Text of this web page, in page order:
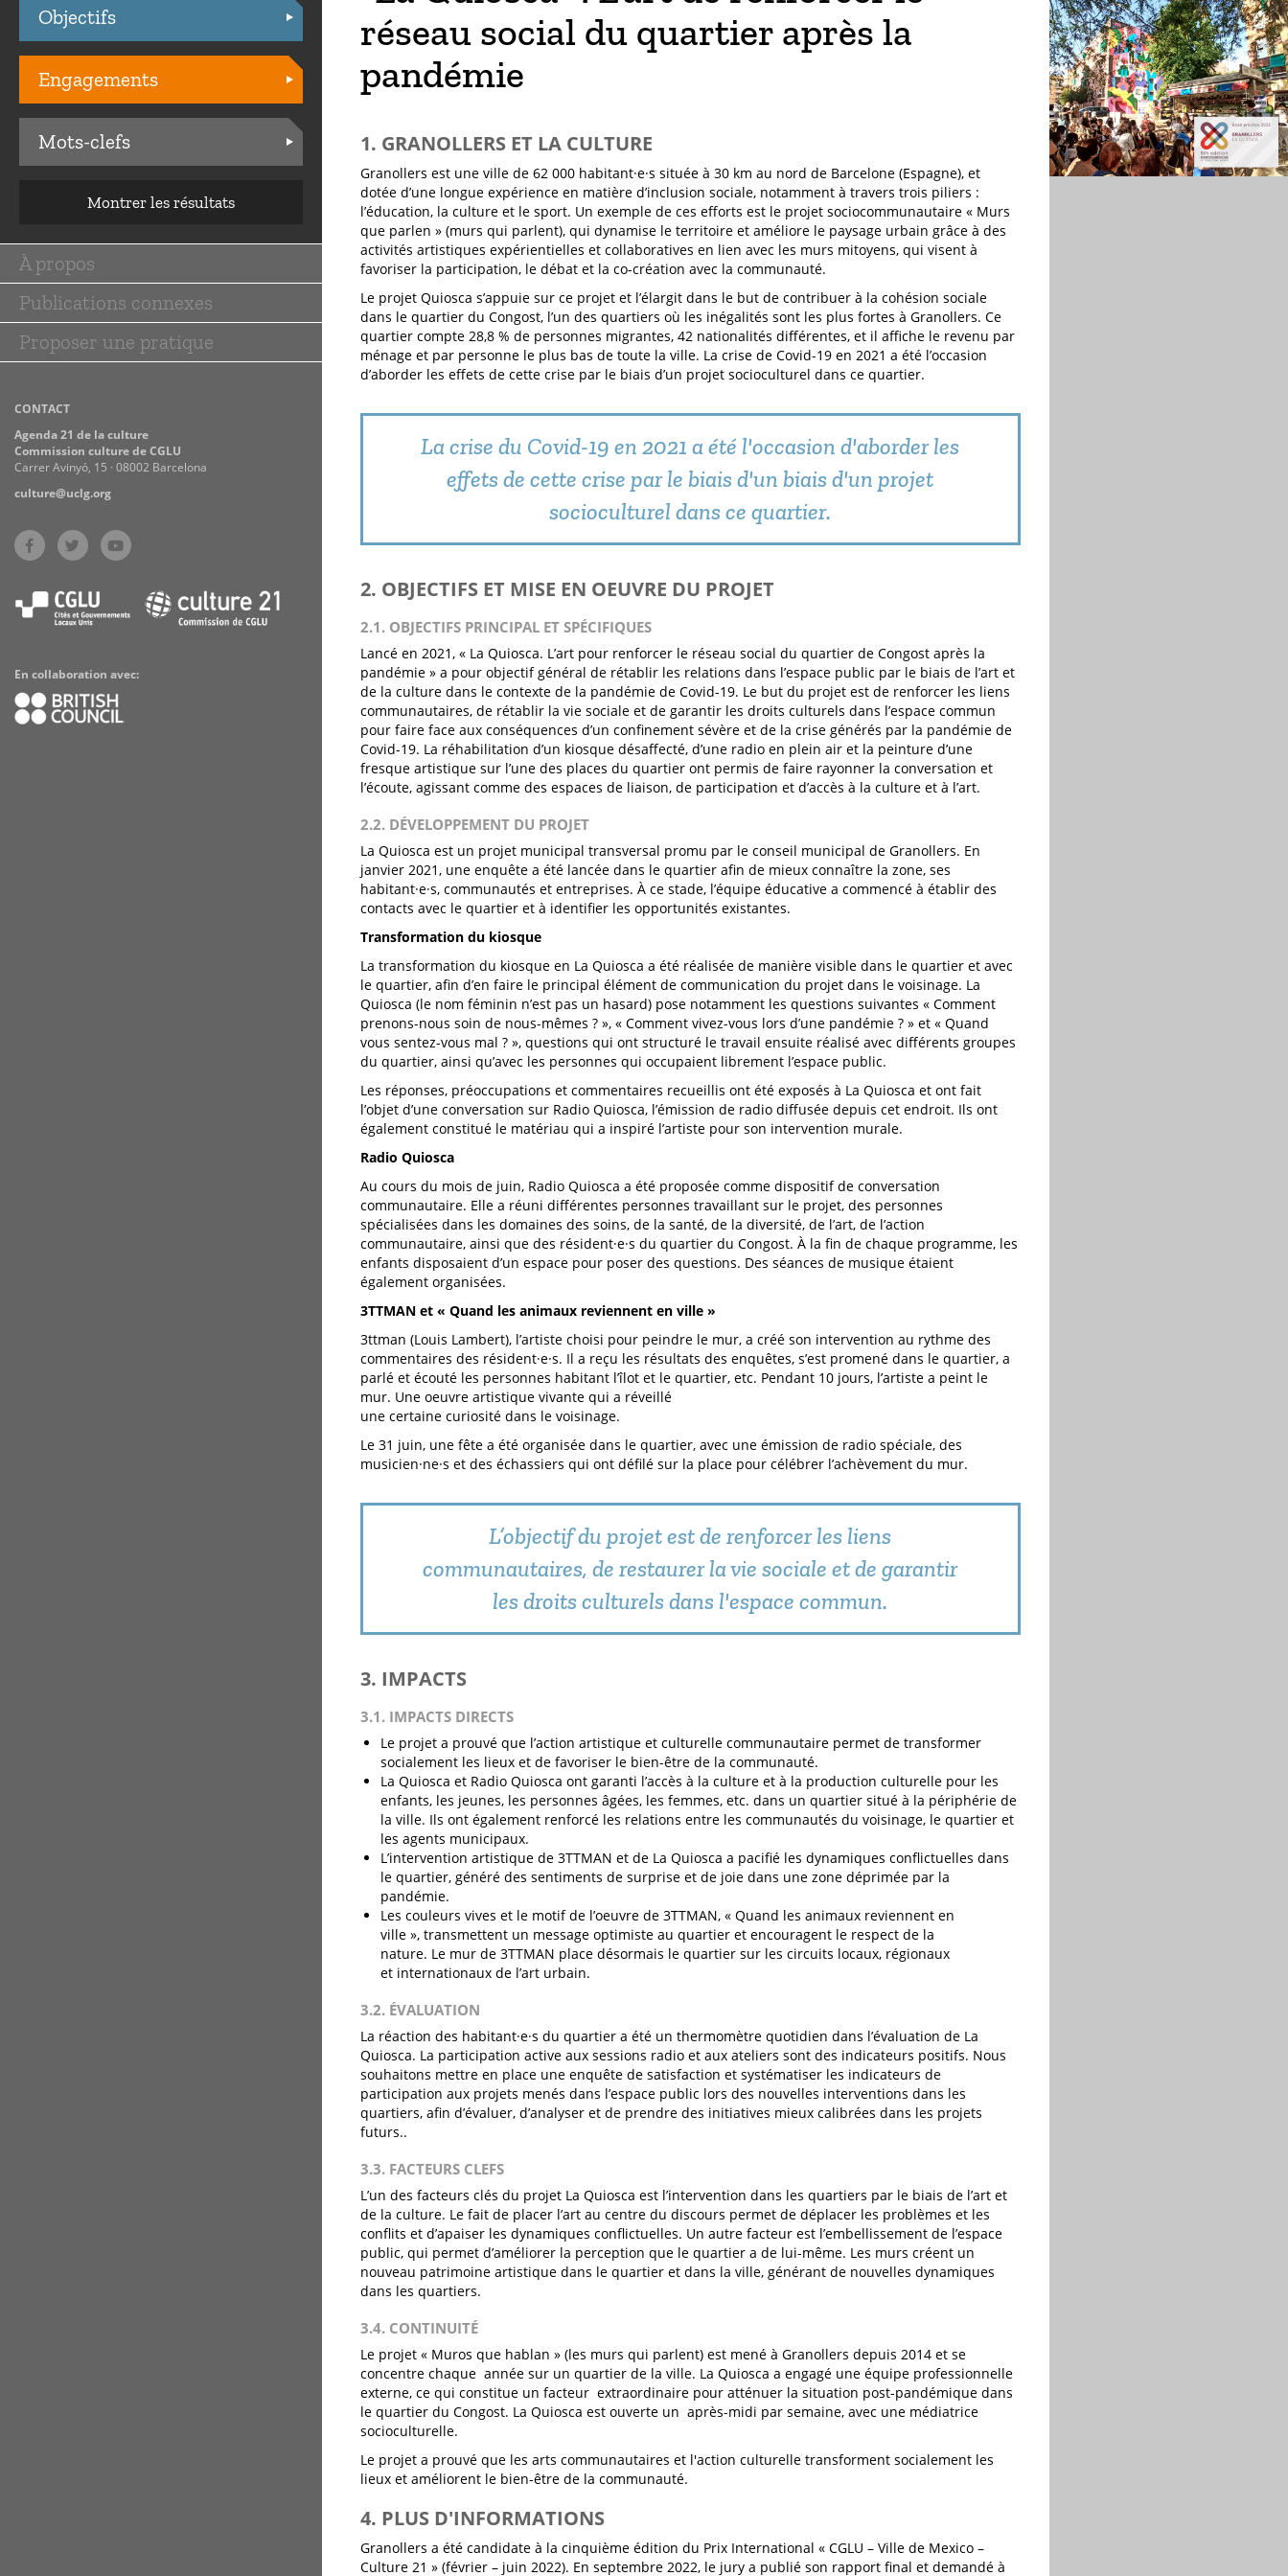
Practices
Objectifs
Engagements
Mots-clefs
Montrer les résultats
Main
navigation
À propos
Publications connexes
Proposer une pratique
CONTACT
Agenda 21 de la culture
Commission culture de CGLU
Carrer Avinyó, 15 · 08002 Barcelona
culture@uclg.org
En collaboration avec:
réseau social du quartier après la
pandémie
1. GRANOLLERS ET LA CULTURE
Granollers est une ville de 62 000 habitant·e·s située à 30 km au nord de Barcelone (Espagne), et
dotée d’une longue expérience en matière d’inclusion sociale, notamment à travers trois piliers :
l’éducation, la culture et le sport. Un exemple de ces efforts est le projet sociocommunautaire « Murs
que parlen » (murs qui parlent), qui dynamise le territoire et améliore le paysage urbain grâce à des
activités artistiques expérientielles et collaboratives en lien avec les murs mitoyens, qui visent à
favoriser la participation, le débat et la co-création avec la communauté.
Le projet Quiosca s’appuie sur ce projet et l’élargit dans le but de contribuer à la cohésion sociale
dans le quartier du Congost, l’un des quartiers où les inégalités sont les plus fortes à Granollers. Ce
quartier compte 28,8 % de personnes migrantes, 42 nationalités différentes, et il affiche le revenu par
ménage et par personne le plus bas de toute la ville. La crise de Covid-19 en 2021 a été l’occasion
d’aborder les effets de cette crise par le biais d’un projet socioculturel dans ce quartier.
La crise du Covid-19 en 2021 a été l'occasion d'aborder les
effets de cette crise par le biais d'un biais d'un projet
socioculturel dans ce quartier.
2. OBJECTIFS ET MISE EN OEUVRE DU PROJET
2.1. OBJECTIFS PRINCIPAL ET SPÉCIFIQUES
Lancé en 2021, « La Quiosca. L’art pour renforcer le réseau social du quartier de Congost après la
pandémie » a pour objectif général de rétablir les relations dans l’espace public par le biais de l’art et
de la culture dans le contexte de la pandémie de Covid-19. Le but du projet est de renforcer les liens
communautaires, de rétablir la vie sociale et de garantir les droits culturels dans l’espace commun
pour faire face aux conséquences d’un confinement sévère et de la crise générés par la pandémie de
Covid-19. La réhabilitation d’un kiosque désaffecté, d’une radio en plein air et la peinture d’une
fresque artistique sur l’une des places du quartier ont permis de faire rayonner la conversation et
l’écoute, agissant comme des espaces de liaison, de participation et d’accès à la culture et à l’art.
2.2. DÉVELOPPEMENT DU PROJET
La Quiosca est un projet municipal transversal promu par le conseil municipal de Granollers. En
janvier 2021, une enquête a été lancée dans le quartier afin de mieux connaître la zone, ses
habitant·e·s, communautés et entreprises. À ce stade, l’équipe éducative a commencé à établir des
contacts avec le quartier et à identifier les opportunités existantes.
Transformation du kiosque
La transformation du kiosque en La Quiosca a été réalisée de manière visible dans le quartier et avec
le quartier, afin d’en faire le principal élément de communication du projet dans le voisinage. La
Quiosca (le nom féminin n’est pas un hasard) pose notamment les questions suivantes « Comment
prenons-nous soin de nous-mêmes ? », « Comment vivez-vous lors d’une pandémie ? » et « Quand
vous sentez-vous mal ? », questions qui ont structuré le travail ensuite réalisé avec différents groupes
du quartier, ainsi qu’avec les personnes qui occupaient librement l’espace public.
Les réponses, préoccupations et commentaires recueillis ont été exposés à La Quiosca et ont fait
l’objet d’une conversation sur Radio Quiosca, l’émission de radio diffusée depuis cet endroit. Ils ont
également constitué le matériau qui a inspiré l’artiste pour son intervention murale.
Radio Quiosca
Au cours du mois de juin, Radio Quiosca a été proposée comme dispositif de conversation
communautaire. Elle a réuni différentes personnes travaillant sur le projet, des personnes
spécialisées dans les domaines des soins, de la santé, de la diversité, de l’art, de l’action
communautaire, ainsi que des résident·e·s du quartier du Congost. À la fin de chaque programme, les
enfants disposaient d’un espace pour poser des questions. Des séances de musique étaient
également organisées.
3TTMAN et « Quand les animaux reviennent en ville »
3ttman (Louis Lambert), l’artiste choisi pour peindre le mur, a créé son intervention au rythme des
commentaires des résident·e·s. Il a reçu les résultats des enquêtes, s’est promené dans le quartier, a
parlé et écouté les personnes habitant l’îlot et le quartier, etc. Pendant 10 jours, l’artiste a peint le
mur. Une oeuvre artistique vivante qui a réveillé
une certaine curiosité dans le voisinage.
Le 31 juin, une fête a été organisée dans le quartier, avec une émission de radio spéciale, des
musicien·ne·s et des échassiers qui ont défilé sur la place pour célébrer l’achèvement du mur.
L’objectif du projet est de renforcer les liens
communautaires, de restaurer la vie sociale et de garantir
les droits culturels dans l'espace commun.
3. IMPACTS
3.1. IMPACTS DIRECTS
Le projet a prouvé que l’action artistique et culturelle communautaire permet de transformer
socialement les lieux et de favoriser le bien-être de la communauté.
La Quiosca et Radio Quiosca ont garanti l’accès à la culture et à la production culturelle pour les
enfants, les jeunes, les personnes âgées, les femmes, etc. dans un quartier situé à la périphérie de
la ville. Ils ont également renforcé les relations entre les communautés du voisinage, le quartier et
les agents municipaux.
L’intervention artistique de 3TTMAN et de La Quiosca a pacifié les dynamiques conflictuelles dans
le quartier, généré des sentiments de surprise et de joie dans une zone déprimée par la
pandémie.
Les couleurs vives et le motif de l’oeuvre de 3TTMAN, « Quand les animaux reviennent en
ville », transmettent un message optimiste au quartier et encouragent le respect de la
nature. Le mur de 3TTMAN place désormais le quartier sur les circuits locaux, régionaux
et internationaux de l’art urbain.
3.2. ÉVALUATION
La réaction des habitant·e·s du quartier a été un thermomètre quotidien dans l’évaluation de La
Quiosca. La participation active aux sessions radio et aux ateliers sont des indicateurs positifs. Nous
souhaitons mettre en place une enquête de satisfaction et systématiser les indicateurs de
participation aux projets menés dans l’espace public lors des nouvelles interventions dans les
quartiers, afin d’évaluer, d’analyser et de prendre des initiatives mieux calibrées dans les projets
futurs..
3.3. FACTEURS CLEFS
L’un des facteurs clés du projet La Quiosca est l’intervention dans les quartiers par le biais de l’art et
de la culture. Le fait de placer l’art au centre du discours permet de déplacer les problèmes et les
conflits et d’apaiser les dynamiques conflictuelles. Un autre facteur est l’embellissement de l’espace
public, qui permet d’améliorer la perception que le quartier a de lui-même. Les murs créent un
nouveau patrimoine artistique dans le quartier et dans la ville, générant de nouvelles dynamiques
dans les quartiers.
3.4. CONTINUITÉ
Le projet « Muros que hablan » (les murs qui parlent) est mené à Granollers depuis 2014 et se
concentre chaque année sur un quartier de la ville. La Quiosca a engagé une équipe professionnelle
externe, ce qui constitue un facteur extraordinaire pour atténuer la situation post-pandémique dans
le quartier du Congost. La Quiosca est ouverte un après-midi par semaine, avec une médiatrice
socioculturelle.
Le projet a prouvé que les arts communautaires et l'action culturelle transforment socialement les
lieux et améliorent le bien-être de la communauté.
4. PLUS D'INFORMATIONS
Granollers a été candidate à la cinquième édition du Prix International « CGLU – Ville de Mexico –
Culture 21 » (février – juin 2022). En septembre 2022, le jury a publié son rapport final et demandé à